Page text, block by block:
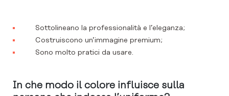
Sottolineano la professionalità e l’eleganza;
Costruiscono un’immagine premium;
Sono molto pratici da usare.
In che modo il colore influisce sulla